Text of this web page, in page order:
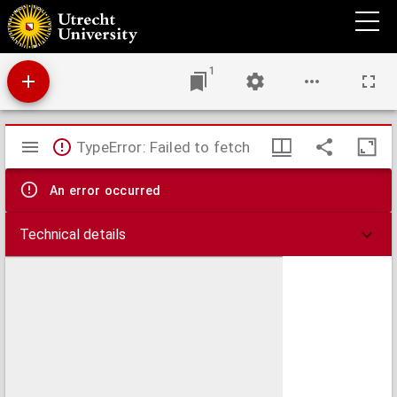
Illuster : periodiek voor de alumni van de Universiteit Utrecht
1
Mirador
viewer
TypeError: Failed to fetch
An error occurred
Technical details